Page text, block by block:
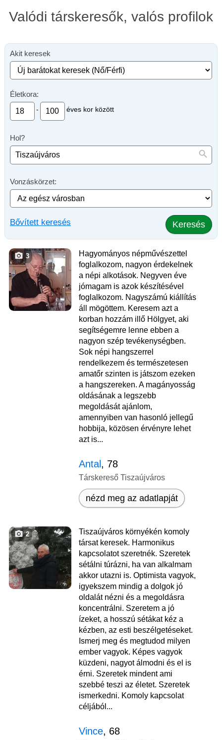
Valódi társkeresők, valós profilok
Akit keresek
Életkora:
- éves kor között
Hol?
Vonzáskörzet:
Bővített keresés Keresés
3
Hagyományos népművészettel
foglalkozom, nagyon érdekelnek
a népi alkotások. Negyven éve
jómagam is azok készítésével
foglalkozom. Nagyszámú kiállítás
áll mögöttem. Keresem azt a
korban hozzám illő Hölgyet, aki
segítségemre lenne ebben a
nagyon szép tevékenységben.
Sok népi hangszerrel
rendelkezem és természetesen
amatőr szinten is játszom ezeken
a hangszereken. A magányosság
oldásának a legszebb
megoldását ajánlom,
amennyiben van hasonló jellegű
hobbija, közösen érvényre lehet
azt is...
Antal , 78
Társkereső Tiszaújváros
nézd meg az adatlapját
2
Tiszaújváros környékén komoly
társat keresek. Harmonikus
kapcsolatot szeretnék. Szeretek
sétálni túrázni, ha van alkalmam
akkor utazni is. Optimista vagyok,
igyekszem mindig a dolgok jó
oldalát nézni és a megoldásra
koncentrálni. Szeretem a jó
ízeket, a hosszú sétákat kéz a
kézben, az esti beszélgetéseket.
Ismerj meg és megtudod milyen
ember vagyok. Képes vagyok
küzdeni, nagyot álmodni és el is
érni. Szeretek mindent ami
szebbé teszi az életet. Szeretek
ismerkedni. Komoly kapcsolat
céljából...
Vince, 68